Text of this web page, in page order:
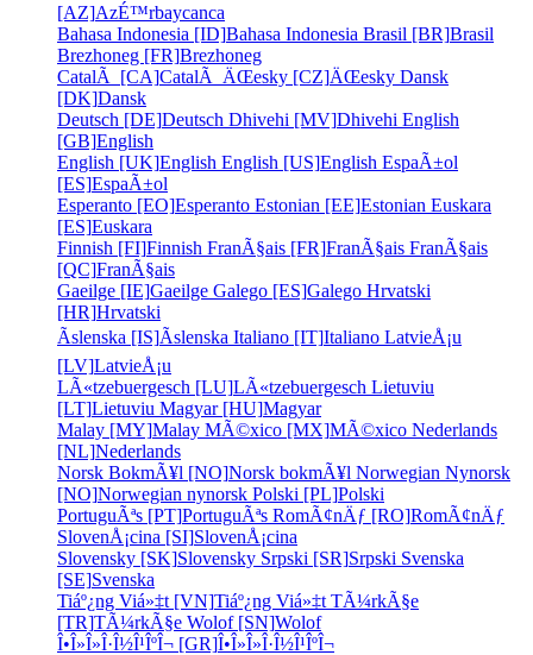
[AZ]AzÉ™rbaycanca
Bahasa Indonesia [ID]Bahasa Indonesia Brasil [BR]Brasil
Brezhoneg [FR]Brezhoneg
CatalÃ [CA]CatalÃ ÄŒesky [CZ]ÄŒesky Dansk
[DK]Dansk
Deutsch [DE]Deutsch Dhivehi [MV]Dhivehi English
[GB]English
English [UK]English English [US]English EspaÃ±ol
[ES]EspaÃ±ol
Esperanto [EO]Esperanto Estonian [EE]Estonian Euskara
[ES]Euskara
Finnish [FI]Finnish FranÃ§ais [FR]FranÃ§ais FranÃ§ais
[QC]FranÃ§ais
Gaeilge [IE]Gaeilge Galego [ES]Galego Hrvatski
[HR]Hrvatski
Ãslenska [IS]Ãslenska Italiano [IT]Italiano LatvieÅ¡u
[LV]LatvieÅ¡u
LÃ«tzebuergesch [LU]LÃ«tzebuergesch Lietuviu
[LT]Lietuviu Magyar [HU]Magyar
Malay [MY]Malay MÃ©xico [MX]MÃ©xico Nederlands
[NL]Nederlands
Norsk BokmÃ¥l [NO]Norsk bokmÃ¥l Norwegian Nynorsk
[NO]Norwegian nynorsk Polski [PL]Polski
PortuguÃªs [PT]PortuguÃªs RomÃ¢nÄƒ [RO]RomÃ¢nÄƒ
SlovenÅ¡cina [SI]SlovenÅ¡cina
Slovensky [SK]Slovensky Srpski [SR]Srpski Svenska
[SE]Svenska
Tiáº¿ng Viá»‡t [VN]Tiáº¿ng Viá»‡t TÃ¼rkÃ§e
[TR]TÃ¼rkÃ§e Wolof [SN]Wolof
Î•Î»Î»Î·Î½Î¹ÎºÎ¬ [GR]Î•Î»Î»Î·Î½Î¹ÎºÎ¬